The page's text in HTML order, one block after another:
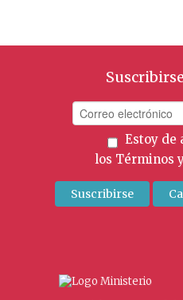
Estoy de
los Términos